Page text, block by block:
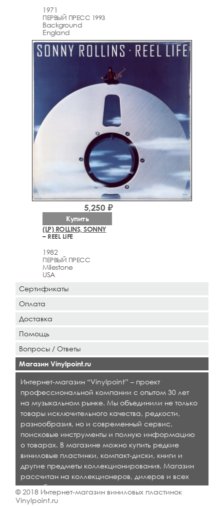
1971
ПЕРВЫЙ ПРЕСС 1993
Background
England
(LP) ROLLINS, SONNY
– REEL LIFE
1982
ПЕРВЫЙ ПРЕСС
Milestone
USA
5,250 ₽
Купить
Сертификаты
Оплата
Доставка
Помощь
Вопросы / Ответы
Магазин Vinylpoint.ru
Интернет-магазин “Vinylpoint” – проект
профессиональной компании с опытом 30 лет
на музыкальном рынке. Мы объединили не только
товары исключительного качества, редкости,
разнообразия, но и современный сервис,
поисковые инструменты и полную информацию
о товарах. В магазине можно купить редкие
виниловые пластинки, компакт-диски, книги и
другие предметы коллекционирования. Магазин
рассчитан на коллекционеров, дилеров и всех
кто любит качественную музыку.
© 2018 Интернет-магазин виниловых пластинок
Vinylpoint.ru